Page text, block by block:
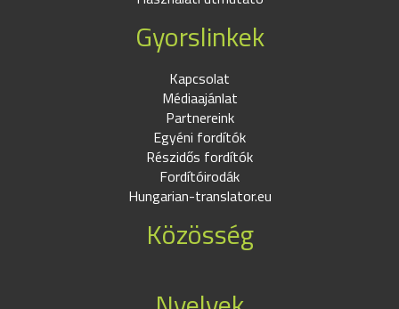
Gyorslinkek
Kapcsolat
Médiaajánlat
Partnereink
Egyéni fordítók
Részidős fordítók
Fordítóirodák
Hungarian-translator.eu
Közösség